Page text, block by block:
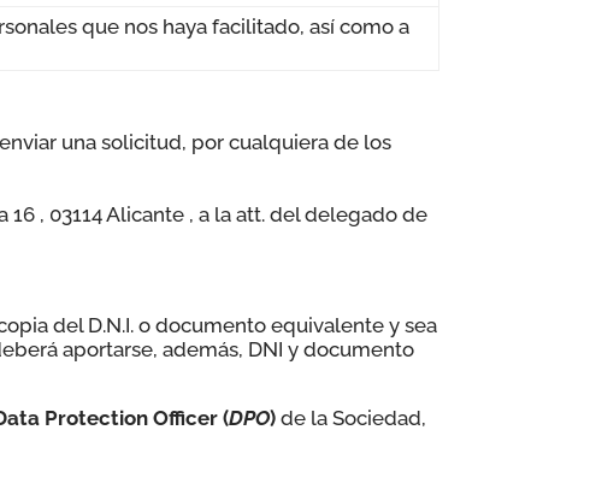
que nos haya facilitado, así como a
una solicitud, por cualquiera de los
, 03114 Alicante , a la att. del delegado de
del D.N.I. o documento equivalente y sea
aportarse, además, DNI y documento
Protection Officer (DPO) de la Sociedad,